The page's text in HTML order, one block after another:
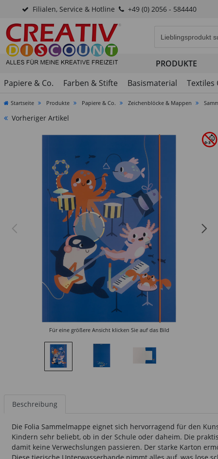
Filialen, Service & Hotline +49 (0) 2056 - 584440
PRODUKTE
Papiere & Co.
Farben & Stifte Basismaterial Textiles
Startseite Produkte Papiere & Co. Zeichenblöcke & Mappen
Vorheriger Artikel
Für eine größere Ansicht klicken Sie auf das Bild
Beschreibung
Die Folia Sammelmappe eignet sich hervorragend für den
Kindern sehr beliebt, ob in der Schule oder daheim. Die
damit keine Verwechslungen passieren. Der starke Karton